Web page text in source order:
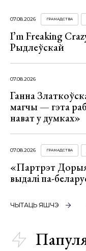
07.08.2026 ГРАМАДСТВА
I’m Freaking
Рыдлеўскай
07.08.2026
Ганна
магчы — гэта
нават у думках»
07.08.2026 ГРАМАДСТВА
«Партрэт
выдалі па-
ЧЫТАЦЬ ЯШЧЭ